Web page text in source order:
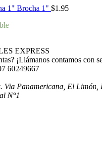
Brocha 1" $1.95
¡Llámanos contamos con
60249667
Via Panamericana, El
N°1